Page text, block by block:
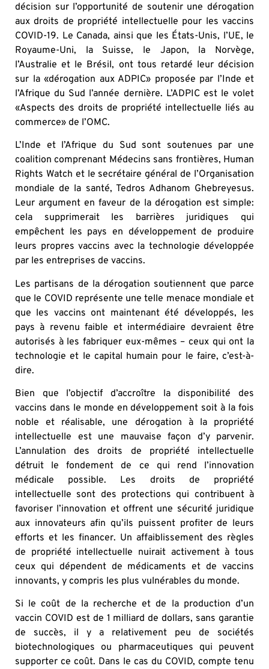
décision sur l’opportunité de soutenir une dérogation
aux droits de propriété intellectuelle pour les vaccins
COVID-19. Le Canada, ainsi que les États-Unis, l’UE, le
Royaume-Uni, la Suisse, le Japon, la Norvège,
l’Australie et le Brésil, ont tous retardé leur décision
sur la «dérogation aux ADPIC» proposée par l’Inde et
l’Afrique du Sud l’année dernière. L’ADPIC est le volet
«Aspects des droits de propriété intellectuelle liés au
commerce» de l’OMC.
L’Inde et l’Afrique du Sud sont soutenues par une
coalition comprenant Médecins sans frontières, Human
Rights Watch et le secrétaire général de l’Organisation
mondiale de la santé, Tedros Adhanom Ghebreyesus.
Leur argument en faveur de la dérogation est simple:
cela supprimerait les barrières juridiques qui
empêchent les pays en développement de produire
leurs propres vaccins avec la technologie développée
par les entreprises de vaccins.
Les partisans de la dérogation soutiennent que parce
que le COVID représente une telle menace mondiale et
que les vaccins ont maintenant été développés, les
pays à revenu faible et intermédiaire devraient être
autorisés à les fabriquer eux-mêmes – ceux qui ont la
technologie et le capital humain pour le faire, c’est-à-
dire.
Bien que l’objectif d’accroître la disponibilité des
vaccins dans le monde en développement soit à la fois
noble et réalisable, une dérogation à la propriété
intellectuelle est une mauvaise façon d’y parvenir.
L’annulation des droits de propriété intellectuelle
détruit le fondement de ce qui rend l’innovation
médicale possible. Les droits de propriété
intellectuelle sont des protections qui contribuent à
favoriser l’innovation et offrent une sécurité juridique
aux innovateurs afin qu’ils puissent profiter de leurs
efforts et les financer. Un affaiblissement des règles
de propriété intellectuelle nuirait activement à tous
ceux qui dépendent de médicaments et de vaccins
innovants, y compris les plus vulnérables du monde.
Si le coût de la recherche et de la production d’un
vaccin COVID est de 1 milliard de dollars, sans garantie
de succès, il y a relativement peu de sociétés
biotechnologiques ou pharmaceutiques qui peuvent
supporter ce coût. Dans le cas du COVID, compte tenu